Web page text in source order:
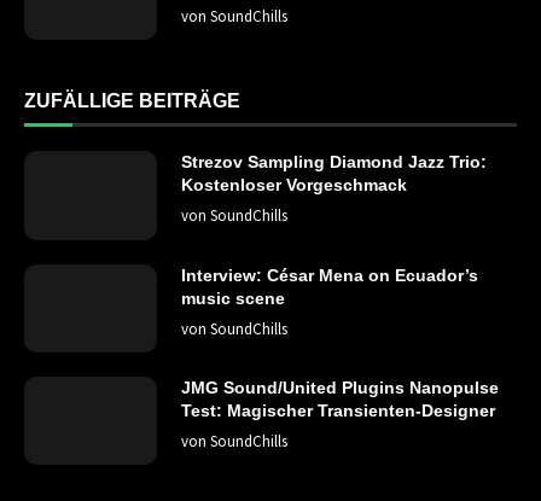
von SoundChills
ZUFÄLLIGE BEITRÄGE
Strezov Sampling Diamond Jazz Trio:
Kostenloser Vorgeschmack
von SoundChills
Interview: César Mena on Ecuador’s
music scene
von SoundChills
JMG Sound/United Plugins Nanopulse
Test: Magischer Transienten-Designer
von SoundChills